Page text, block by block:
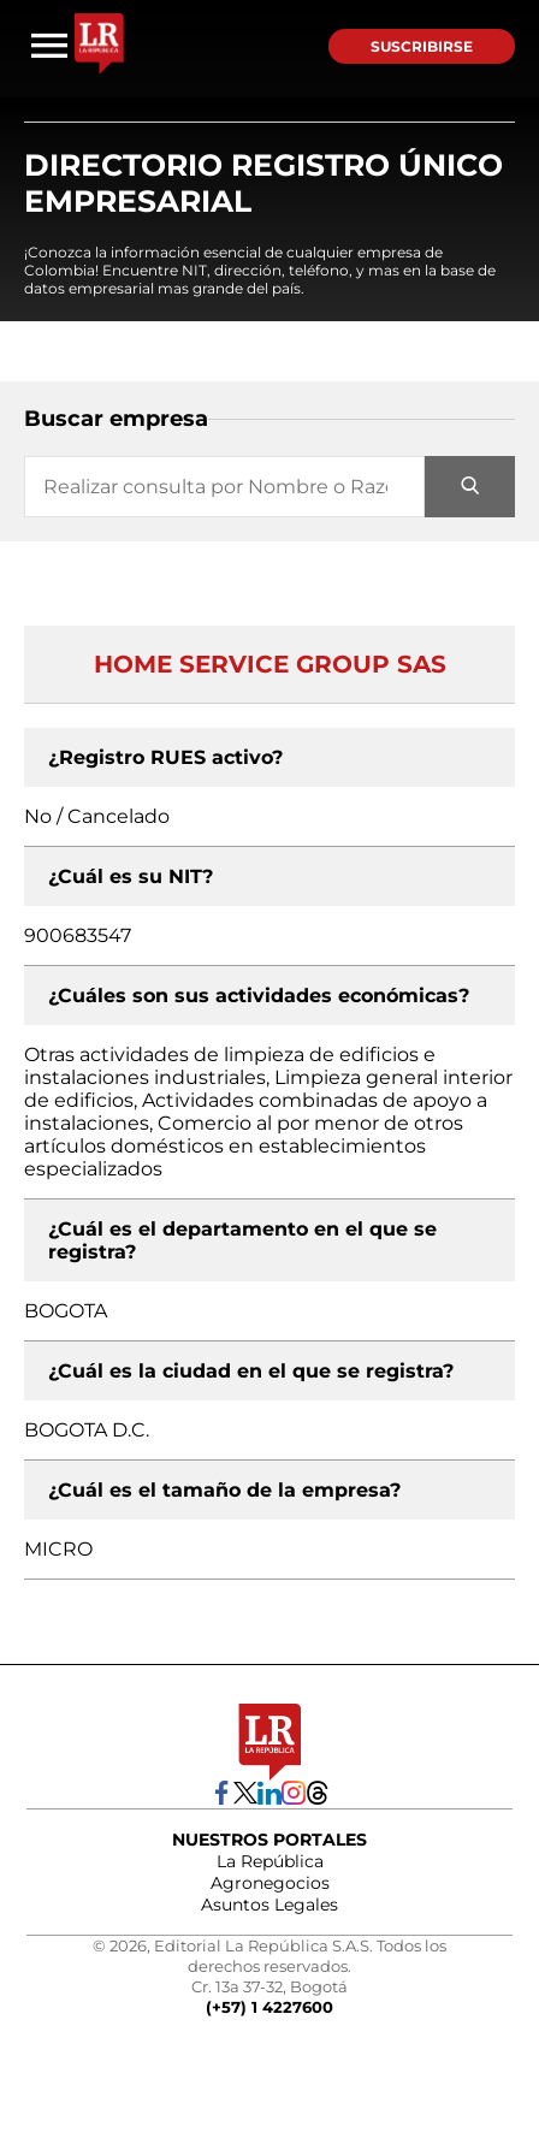
SUSCRIBIRSE
DIRECTORIO REGISTRO ÚNICO
EMPRESARIAL
¡Conozca la información esencial de cualquier empresa de
Colombia! Encuentre NIT, dirección, teléfono, y mas en la base de
datos empresarial mas grande del país.
Buscar empresa
HOME SERVICE GROUP SAS
¿Registro RUES activo?
No / Cancelado
¿Cuál es su NIT?
900683547
¿Cuáles son sus actividades económicas?
Otras actividades de limpieza de edificios e
instalaciones industriales, Limpieza general interior
de edificios, Actividades combinadas de apoyo a
instalaciones, Comercio al por menor de otros
artículos domésticos en establecimientos
especializados
¿Cuál es el departamento en el que se
registra?
BOGOTA
¿Cuál es la ciudad en el que se registra?
BOGOTA D.C.
¿Cuál es el tamaño de la empresa?
MICRO
NUESTROS PORTALES
La República
Agronegocios
Asuntos Legales
© 2026, Editorial La República S.A.S. Todos los
derechos reservados.
Cr. 13a 37-32, Bogotá
(+57) 1 4227600